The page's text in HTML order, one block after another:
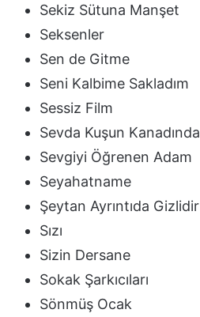
Sekiz Sütuna Manşet
Seksenler
Sen de Gitme
Seni Kalbime Sakladım
Sessiz Film
Sevda Kuşun Kanadında
Sevgiyi Öğrenen Adam
Seyahatname
Şeytan Ayrıntıda Gizlidir
Sızı
Sizin Dersane
Sokak Şarkıcıları
Sönmüş Ocak